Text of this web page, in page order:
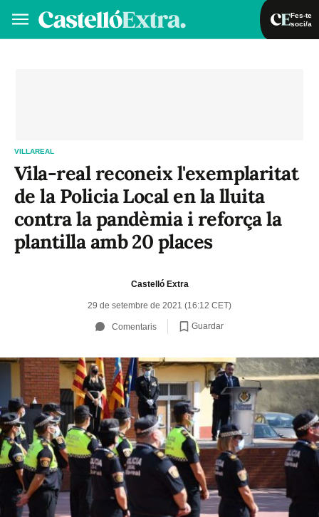
Fes-te
soci/a
VILLAREAL
Vila-real reconeix l'exemplaritat
de la Policia Local en la lluita
contra la pandèmia i reforça la
plantilla amb 20 places
Castelló Extra
29 de setembre de 2021 (16:12 CET)
Comentaris Guardar